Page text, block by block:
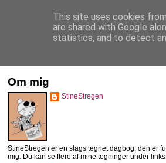
StineStregen
Om mig
StineStregen
StineStregen er en slags tegnet dagbog, den er
mig. Du kan se flere af mine tegninger under
This site uses cookies
are shared with Google
statistics, and to detect